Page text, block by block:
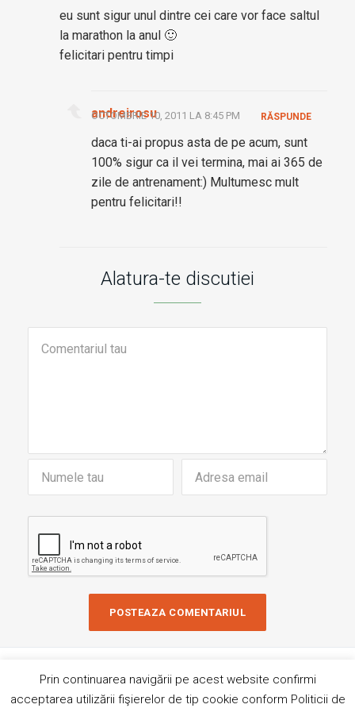
eu sunt sigur unul dintre cei care vor face saltul
la marathon la anul 🙂
felicitari pentru timpi
andreirosu
OCTOMBRIE 10, 2011 LA 8:45 PM
daca ti-ai propus asta de pe acum, sunt
100% sigur ca il vei termina, mai ai 365 de
zile de antrenament:) Multumesc mult
pentru felicitari!!
RĂSPUNDE
Alatura-te discutiei
Contact
Site de84colors
Prin continuarea navigării pe acest website confirmi
acceptarea utilizării fişierelor de tip cookie conform Politicii de